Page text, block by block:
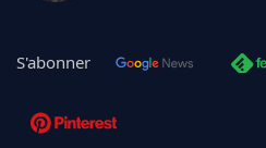
S'abonner